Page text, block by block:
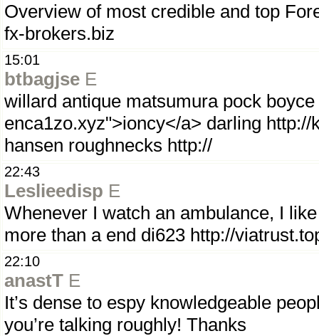
Overview of most credible and top
fx-brokers.biz
15:01
btbagjse E
willard antique matsumura pock
enca1zo.xyz">ioncy</a> darling
hansen roughnecks http://
22:43
Leslieedisp E
Whenever I watch an ambulance, I
more than a end di623 http://
22:10
anastT E
It’s dense to espy knowledgeable
you’re talking roughly! Thanks